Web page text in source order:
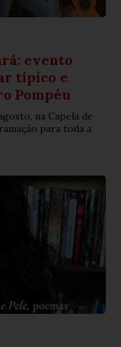
evento
típico e
Pompéu
na Capela de
para toda a